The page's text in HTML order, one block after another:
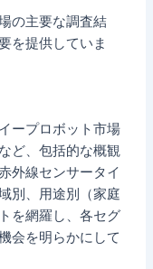
の主要な調査結
を提供していま
ープロボット市場
ど、包括的な概観
外線センサータイ
別、用途別（家庭
を網羅し、各セグ
会を明らかにして